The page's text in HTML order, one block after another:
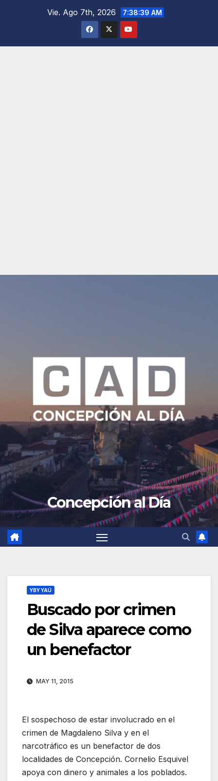
Vie. Ago 7th, 2026 7:38:40 AM
Concepción al Día
YBY YAÚ
Buscado por crimen
de Silva aparece como
un benefactor
MAY 11, 2015
El sospechoso de estar involucrado en el
crimen de Magdaleno Silva y en el
narcotráfico es un benefactor de dos
localidades de Concepción. Cornelio Esquivel
apoya con dinero y animales a los poblados.